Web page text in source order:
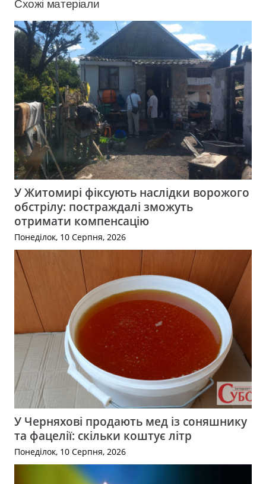
Схожі матеріали
У Житомирі фіксують наслідки ворожого
обстрілу: постраждалі зможуть
отримати компенсацію
Понеділок, 10 Серпня, 2026
У Черняхові продають мед із соняшнику
та фацелії: скільки коштує літр
Понеділок, 10 Серпня, 2026